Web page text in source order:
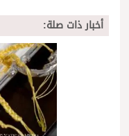
أخبار ذات صلة: